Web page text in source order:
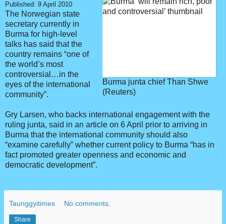
Burma junta chief Than Shwe
(Reuters)
Published: 9 April 2010
The Norwegian state
secretary currently in
Burma for high-level
talks has said that the
country remains “one of
the world’s most
controversial…in the
eyes of the international
community”.
Gry Larsen, who backs international engagement with the
ruling junta, said in an article on 6 April prior to arriving in
Burma that the international community should also
“examine carefully” whether current policy to Burma “has in
fact promoted greater openness and economic and
democratic development”.
Taunggyitimes No comments:
Share